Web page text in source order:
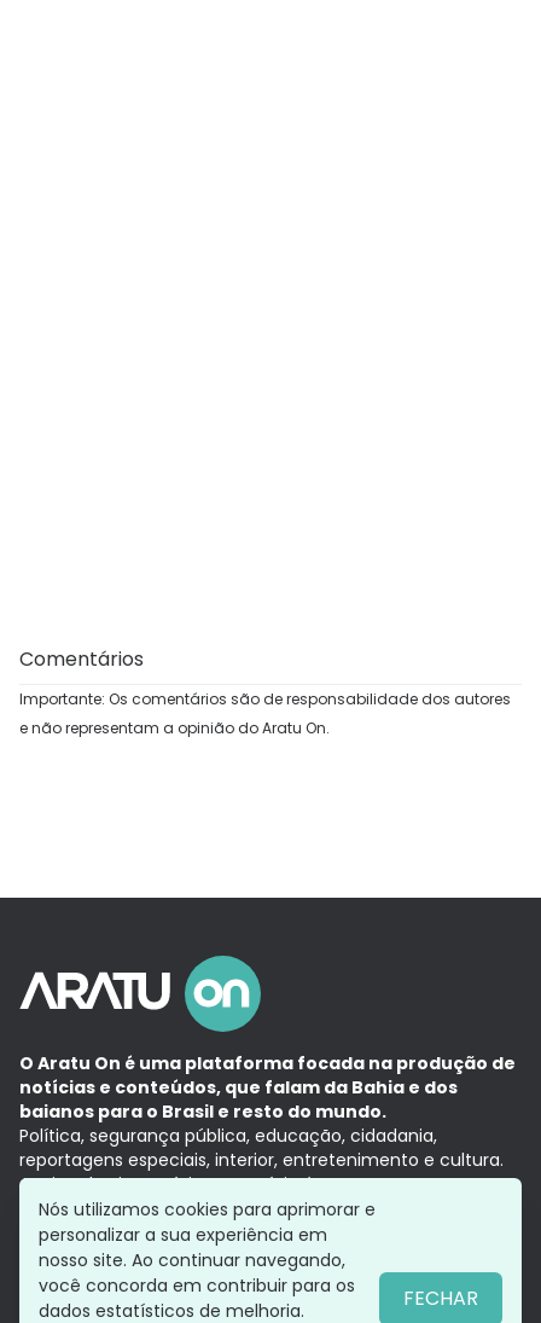
Comentários
Importante: Os comentários são de responsabilidade dos autores
e não representam a opinião do Aratu On.
O Aratu On é uma plataforma focada na produção de
notícias e conteúdos, que falam da Bahia e dos
baianos para o Brasil e resto do mundo.
Política, segurança pública, educação, cidadania,
reportagens especiais, interior, entretenimento e cultura.
Aqui, tudo vira notícia e a notícia é no tempo presente,
com a credibilidade do Grupo Aratu.
Grupo Aratu
Política de privacidade
Nós utilizamos cookies para aprimorar e
personalizar a sua experiência em
nosso site. Ao continuar navegando,
você concorda em contribuir para os
dados estatísticos de melhoria.
FECHAR